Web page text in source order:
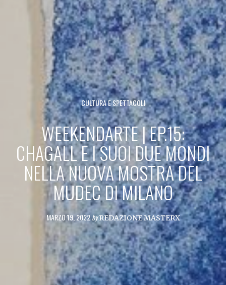
CULTURA E SPETTACOLI
WEEKENDARTE | EP.15:
CHAGALL E I SUOI DUE MONDI
NELLA NUOVA MOSTRA DEL
MUDEC DI MILANO
MARZO 19, 2022by REDAZIONE MASTERX